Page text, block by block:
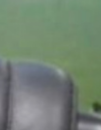
Pansel Dan Minta Ada